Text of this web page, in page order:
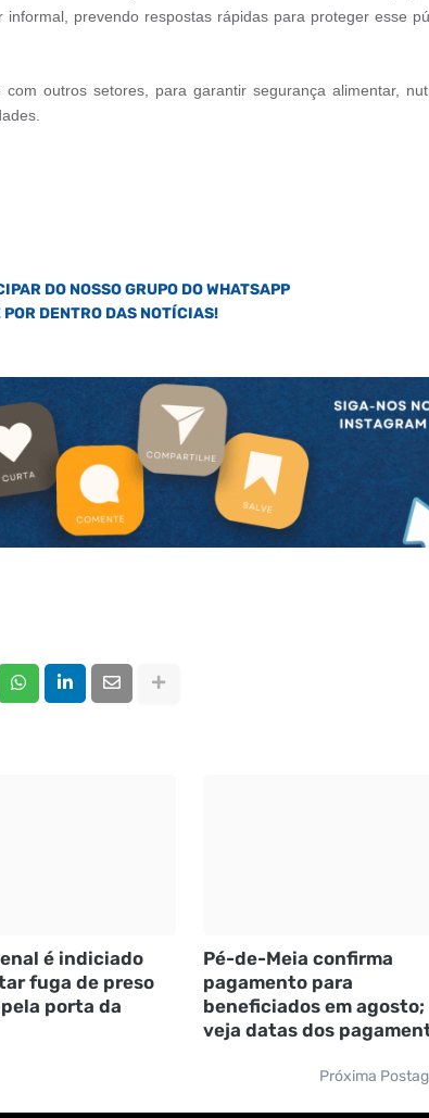
prevendo respostas rápidas para proteger esse
outros setores, para garantir segurança alimentar,
DO NOSSO GRUPO DO WHATSAPP
POR DENTRO DAS NOTÍCIAS!
é indiciado
fuga de preso
porta da
Pé-de-Meia confirma
pagamento para
beneficiados em agosto;
veja datas dos
Próxima